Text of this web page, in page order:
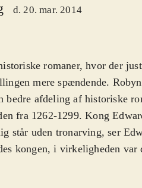
d. 20. mar. 2014
romaner, hvor der
mere spændende.
afdeling af historiske
fra 1262-1299. Kong
står uden tronarving, ser
kongen, i virkeligheden var
op med sig selv, om han